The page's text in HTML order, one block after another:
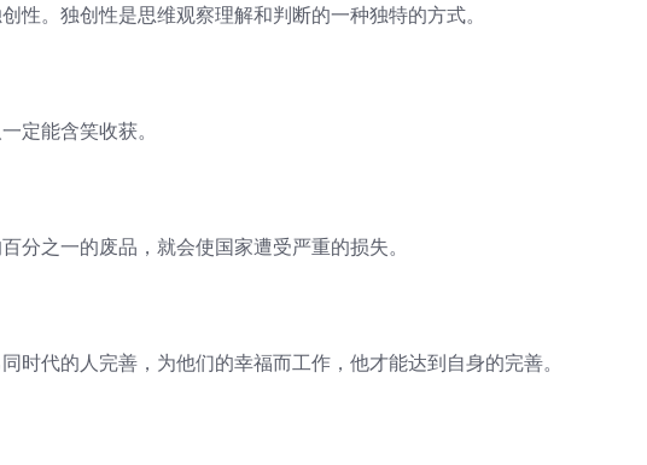
性。独创性是思维观察理解和判断的一种独特的方式。
定能含笑收获。
分之一的废品，就会使国家遭受严重的损失。
时代的人完善，为他们的幸福而工作，他才能达到自身的完善。